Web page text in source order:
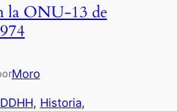
la ONU-13 de
Moro
DDHH, Historia